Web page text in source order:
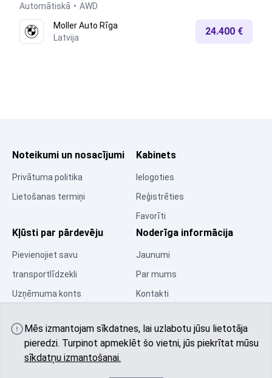
Automātiskā
AWD
Moller Auto Rīga
Latvija
24.400 €
Noteikumi un nosacījumi
Privātuma politika
Lietošanas termiņi
Kabinets
Ielogoties
Reģistrēties
Favorīti
Kļūsti par pārdevēju
Pievienojiet savu
transportlīdzekli
Uzņēmuma konts
Kopiena
Noderīga informācija
Jaunumi
Par mums
Kontakti
Mēs izmantojam sīkdatnes, lai uzlabotu jūsu lietotāja
pieredzi. Turpinot apmeklēt šo vietni, jūs piekrītat mūsu
sīkdatņu izmantošanai.